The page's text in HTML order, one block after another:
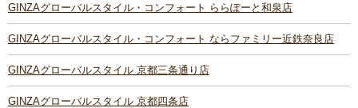
GINZAグローバルスタイル・コンフォート ららぽーと和泉店
GINZAグローバルスタイル・コンフォート ならファミリー近鉄奈良店
GINZAグローバルスタイル 京都三条通り店
GINZAグローバルスタイル 京都四条店